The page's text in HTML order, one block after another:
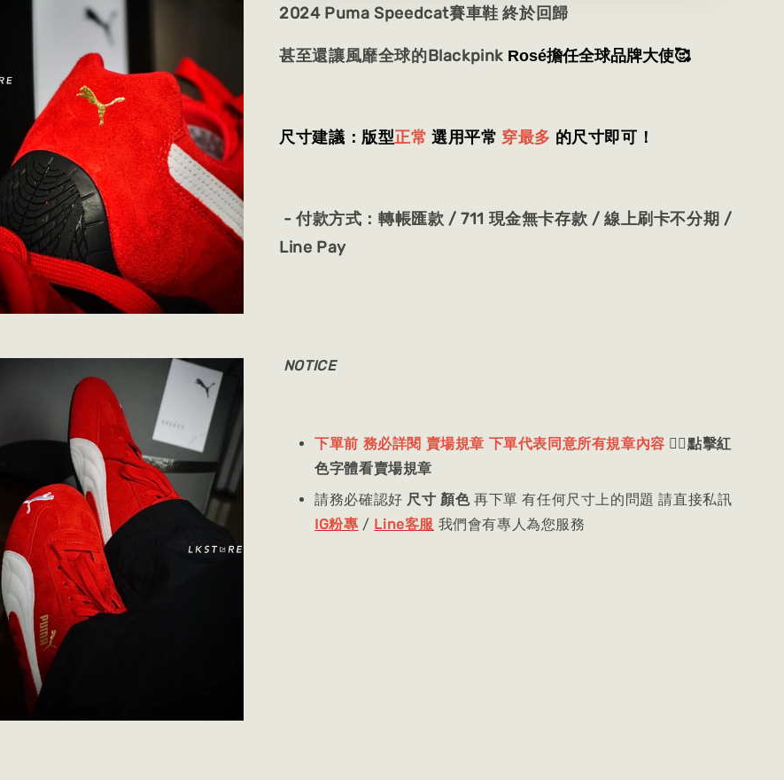
2024 Puma Speedcat賽車鞋 終於回歸
甚至還讓風靡全球的Blackpink Rosé擔任全球品牌大使🥰
尺寸建議：版型正常 選用平常穿最多 的尺寸即可！
- 付款方式：轉帳匯款 / 711 現金無卡存款 / 線上刷卡不分期 /
Line Pay
NOTICE
下單前 務必詳閱 賣場規章 下單代表同意所有規章內容 👈🏻點擊紅
色字體看賣場規章
請務必確認好 尺寸 顏色再下單 有任何尺寸上的問題 請直接私訊
IG粉專 / Line客服 我們會有專人為您服務